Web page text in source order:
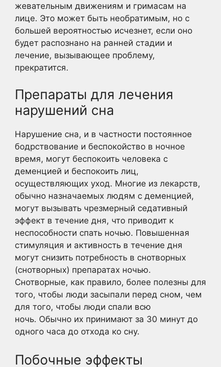
жевательным движениям и гримасам на
лице. Это может быть необратимым, но с
большей вероятностью исчезнет, если оно
будет распознано на ранней стадии и
лечение, вызывающее проблему,
прекратится.
Препараты для лечения
нарушений сна
Нарушение сна, и в частности постоянное
бодрствование и беспокойство в ночное
время, могут беспокоить человека с
деменцией и беспокоить лиц,
осуществляющих уход. Многие из лекарств,
обычно назначаемых людям с деменцией,
могут вызывать чрезмерный седативный
эффект в течение дня, что приводит к
неспособности спать ночью. Повышенная
стимуляция и активность в течение дня
могут снизить потребность в снотворных
(снотворных) препаратах ночью.
Снотворные, как правило, более полезны для
того, чтобы люди засыпали перед сном, чем
для того, чтобы люди спали всю
ночь. Обычно их принимают за 30 минут до
одного часа до отхода ко сну.
Побочные эффекты